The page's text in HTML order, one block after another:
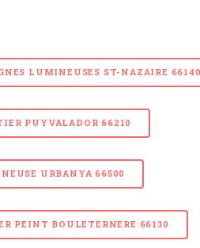
LUMINEUSES ST-NAZAIRE
PUYVALADOR 66210
URBANYA 66500
PEINT BOULETERNERE 66130